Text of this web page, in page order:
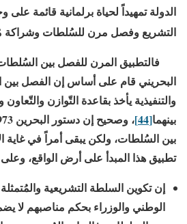
الدولة تمهيداً لحياة برلمانية قائمة
التشريع وفصل مرن للسُلطات وشراكة
فالتطبيق المرن للفصل بين
البحريني قام على أساس إن الفصل بين
والتنفيذية يأخذ بقاعدة التّوازن والتّعاون
بينهما[44] ، وصحيح إن دستور البحرين
بين السُلطات، ولكن يبقى أمراً في غاية
تطبيق هذا المبدأ على أرض الواقع، وعلى
إن تكوين السلطة التشريعية
الوطني والوزراء بحكم مناصبهم لا